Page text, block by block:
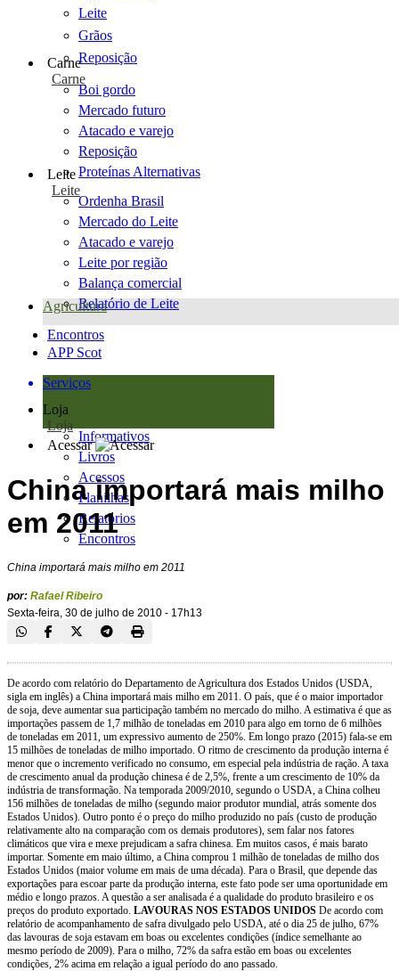
Leite
Grãos
Reposição
Carne
Carne
Boi gordo
Mercado futuro
Atacado e varejo
Reposição
Proteínas Alternativas
Leite
Leite
Ordenha Brasil
Mercado do Leite
Atacado e varejo
Leite por região
Balança comercial
Relatório de Leite
Agricultura
Encontros
APP Scot
Serviços
Loja
Loja
Informativos
Livros
Acessos
Planilhas
Relatórios
Encontros
Acessar
China importará mais milho
em 2011
China importará mais milho em 2011
por: Rafael Ribeiro
Sexta-feira, 30 de julho de 2010 - 17h13
De acordo com relatório do Departamento de Agricultura dos Estados Unidos (USDA,
sigla em inglês) a China importará mais milho em 2011. O país, que é o maior importador
de soja, deve aumentar sua participação também no mercado do milho. A estimativa é que as
importações passem de 1,7 milhão de toneladas em 2010 para algo em torno de 6 milhões
de toneladas em 2011, um expressivo aumento de 250%. Em longo prazo (2015) fala-se em
15 milhões de toneladas de milho importado. O ritmo de crescimento da produção interna é
menor que o incremento verificado no consumo, em especial pela indústria de ração. A taxa
de crescimento anual da produção chinesa é de 2,5%, frente a um crescimento de 10% da
indústria de transformação. Na temporada 2009/2010, segundo o USDA, a China colheu
156 milhões de toneladas de milho (segundo maior produtor mundial, atrás somente dos
Estados Unidos). Outro ponto é o preço do milho produzido no país (custo de produção
relativamente alto na comparação com os demais produtores), sem falar nos fatores
climáticos que vira e mexe prejudicam a safra chinesa. Em muitos casos, é mais barato
importar. Somente em maio último, a China comprou 1 milhão de toneladas de milho dos
Estados Unidos (maior volume em mais de uma década). Para o Brasil, que depende das
exportações para escoar parte da produção interna, este fato pode ser uma oportunidade em
médio e longo prazos. A questão a ser analisada é a qualidade do produto brasileiro e os
preços do produto exportado. LAVOURAS NOS ESTADOS UNIDOS De acordo com
relatório de acompanhamento de safra divulgado pelo USDA, até o dia 25 de julho, 67%
das lavouras de soja estavam em boas ou excelentes condições (índice semelhante ao
mesmo período de 2009). Para o milho, 72% da safra estão em boas ou excelentes
condições, 2% acima em relação a igual período do ano passado.